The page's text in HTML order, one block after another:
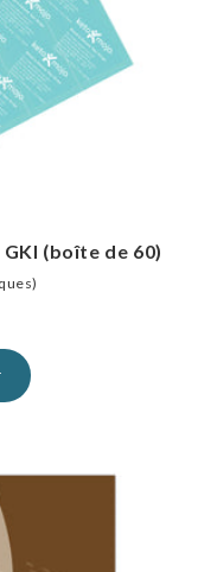
(boîte de 60)